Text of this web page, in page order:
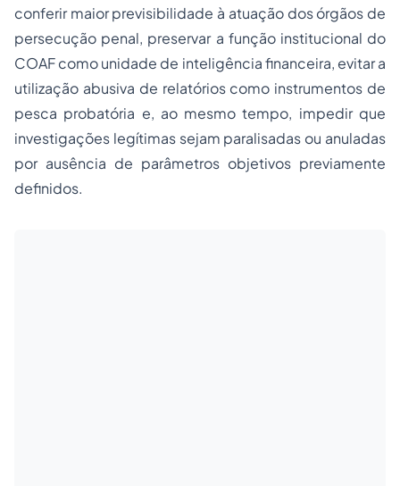
conferir maior previsibilidade à atuação dos órgãos de
persecução penal, preservar a função institucional do
COAF como unidade de inteligência financeira, evitar a
utilização abusiva de relatórios como instrumentos de
pesca probatória e, ao mesmo tempo, impedir que
investigações legítimas sejam paralisadas ou anuladas
por ausência de parâmetros objetivos previamente
definidos.